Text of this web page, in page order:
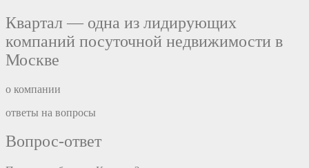
Квартал — одна из лидирующих
компаний посуточной недвижимости в
Москве
о компании
ответы на вопросы
Вопрос-ответ